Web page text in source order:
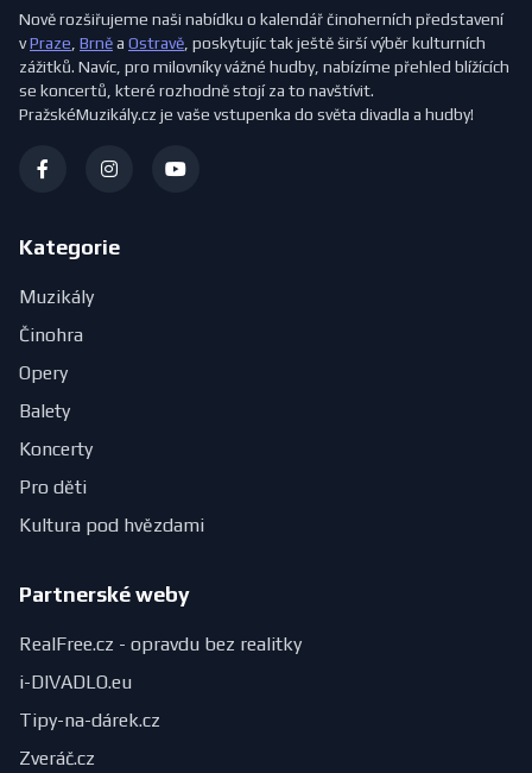
Nově rozšiřujeme naši nabídku o kalendář činoherních představení
vPraze Brněa Ostravě , poskytujíc tak ještě širší výběr kulturních
zážitků. Navíc, pro milovníky vážné hudby, nabízíme přehled blížících
se koncertů, které rozhodně stojí za to navštívit.
PražskéMuzikály.cz je vaše vstupenka do světa divadla a hudby!
Kategorie
Muzikály
Činohra
Opery
Balety
Koncerty
Pro děti
Kultura pod hvězdami
Partnerské weby
RealFree.cz - opravdu bez realitky
i-DIVADLO.eu
Tipy-na-dárek.cz
Zveráč.cz